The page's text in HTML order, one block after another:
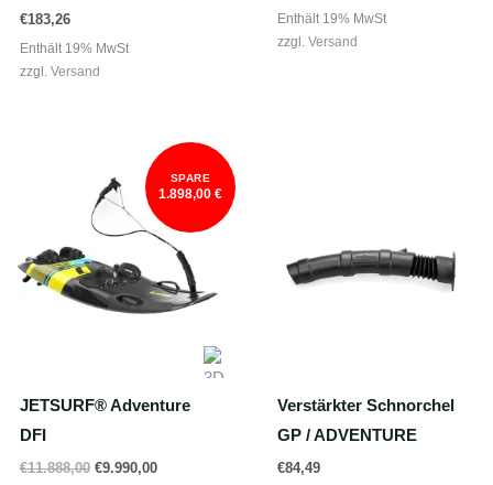
€183,26
Enthält 19% MwSt
zzgl. Versand
Enthält 19% MwSt
zzgl. Versand
SPARE
1.898,00 €
JETSURF® Adventure
DFI
€11.888,00 Ursprünglicher
€9.990,00Aktueller
Verstärkter Schnorchel
GP / ADVENTURE
€84,49